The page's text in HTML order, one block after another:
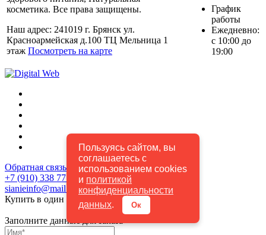
Пользуясь сайтом, вы
соглашаетесь с
использованием cookies
и политикой
конфиденциальности
данных. Ок
косметика. Все права защищены.
Наш адрес: 241019 г. Брянск ул.
Красноармейская д.100 ТЦ Мельница 1
этаж Посмотреть на карте
График
работы
Ежедневно:
с 10:00 до
19:00
Обратная связь
+7 (910) 338 77 92
sianieinfo@mail.ru
Купить в один клик
Заполните данные для заказа